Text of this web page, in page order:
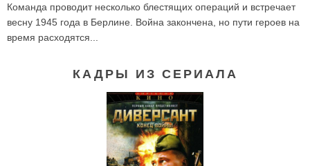
Команда проводит несколько блестящих операций и встречает
весну 1945 года в Берлине. Война закончена, но пути героев на
время расходятся...
КАДРЫ ИЗ СЕРИАЛА